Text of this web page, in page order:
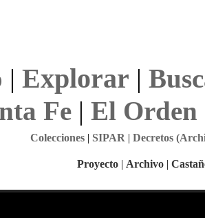
| Explorar |
Fe| El Orden
Colecciones| SIPAR | Decretos
Proyecto | Archivo |